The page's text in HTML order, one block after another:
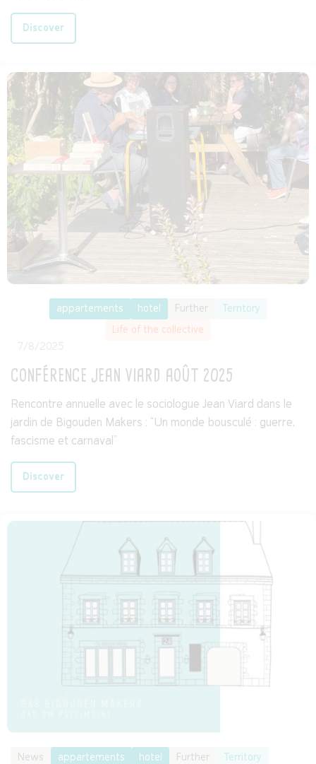
Discover
appartements hotel Further
Territory
Life of the collective
CONFÉRENCE JEAN VIARD AOÛT 2025
Rencontre annuelle avec le sociologue Jean Viard dans le
jardin de Bigouden Makers : “Un monde bousculé : guerre,
fascisme et carnaval”
Discover
News appartements hotel Further
Territory